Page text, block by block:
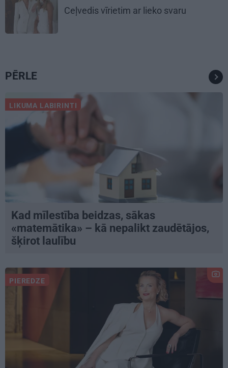
Ceļvedis vīrietim ar lieko svaru
PĒRLE
LIKUMA LABIRINTI
Kad mīlestība beidzas, sākas
«matemātika» – kā nepalikt zaudētājos,
šķirot laulību
PIEREDZE